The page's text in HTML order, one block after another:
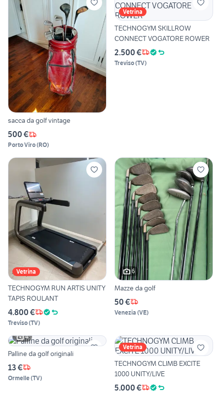
sacca da golf vintage
500 €
Porto Viro(RO)
Vetrina
TECHNOGYM SKILLROW
CONNECT VOGATORE ROWER
2.500 €
Treviso(TV)
Vetrina
TECHNOGYM RUN ARTIS UNITY
TAPIS ROULANT
4.800 €
Treviso(TV)
6
Mazze da golf
50 €
Venezia (VE)
4
Palline da golf originali
13 €
Ormelle(TV)
Vetrina
TECHNOGYM CLIMB EXCITE
1000 UNITY/LIVE
5.000 €